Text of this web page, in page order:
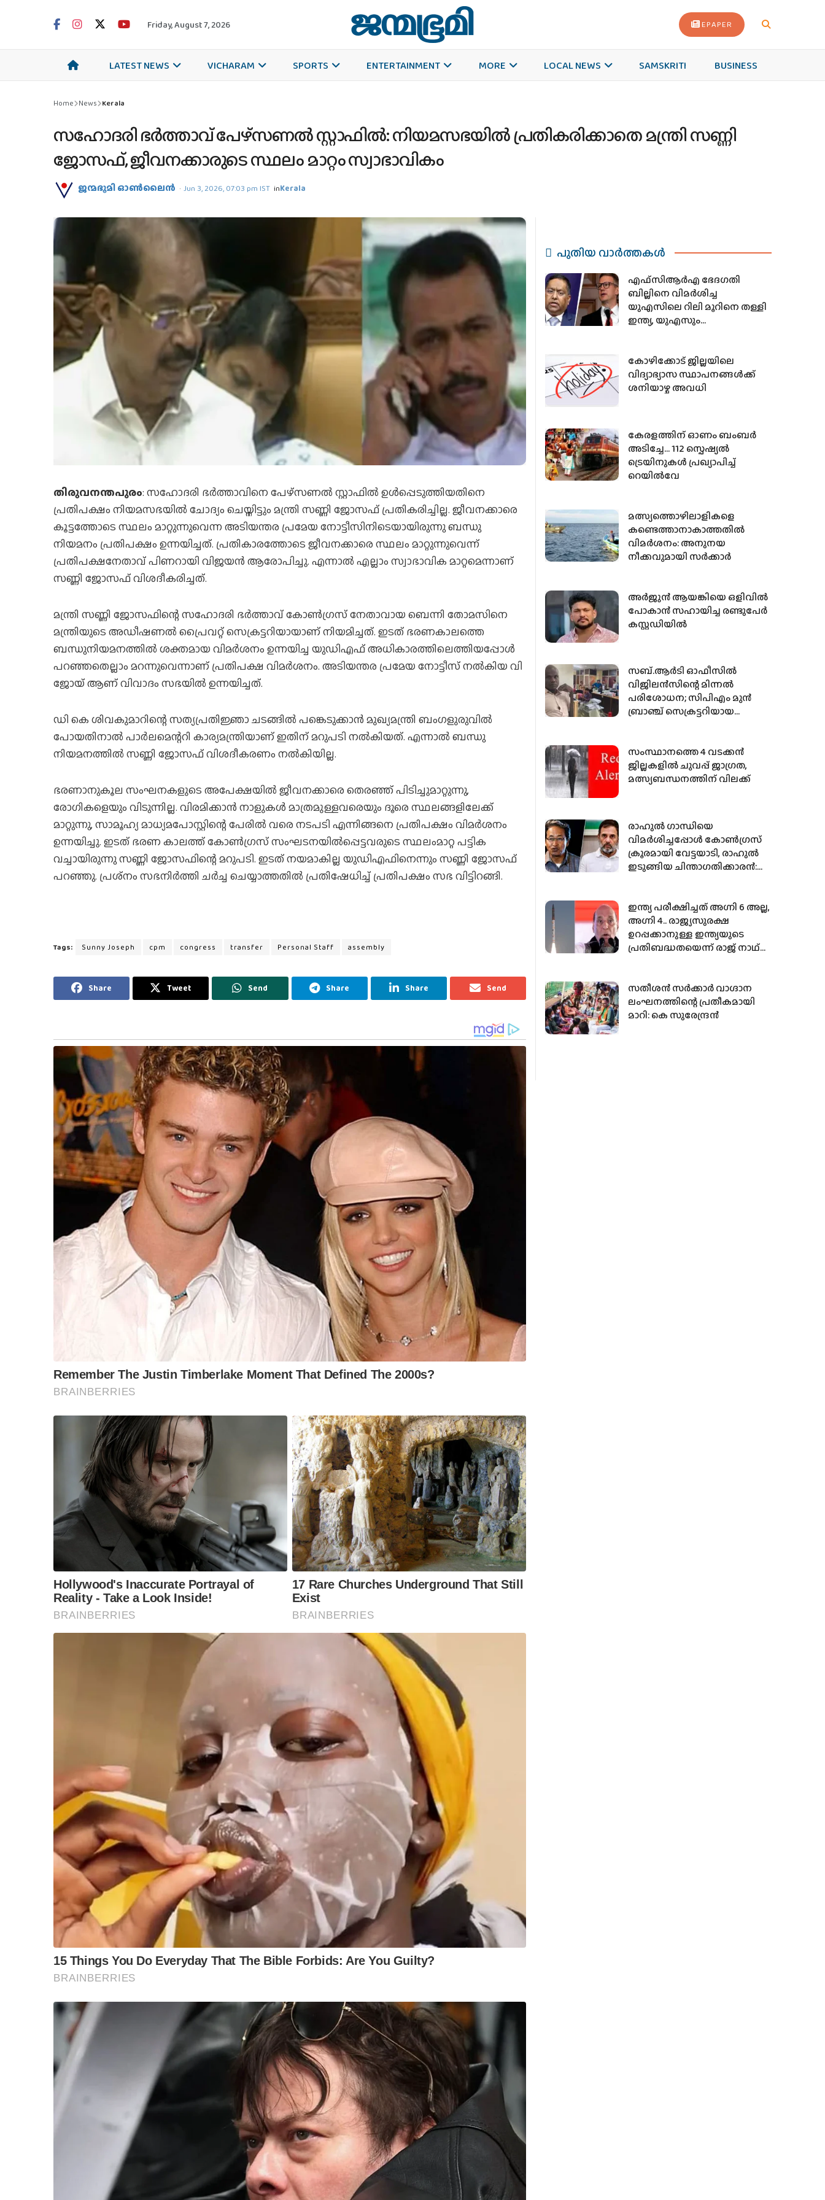
Friday, August 7, 2026 EPAPER
LATEST NEWS VICHARAM SPORTS ENTERTAINMENT MORE LOCAL NEWS SAMSKRITI BUSINESS
Home News Kerala
സഹോദരി ഭര്‍ത്താവ് പേഴ്‌സണല്‍ സ്റ്റാഫില്‍: നിയമസഭയില്‍ പ്രതികരിക്കാതെ മന്ത്രി സണ്ണി
ജോസഫ്, ജീവനക്കാരുടെ സ്ഥലം മാറ്റം സ്വാഭാവികം
ജന്മഭൂമി ഓണ്‍ലൈന്‍ Jun 3, 2026, 07:03 pm IST inKerala
തിരുവനന്തപുരം: സഹോദരി ഭര്‍ത്താവിനെ പേഴ്‌സണല്‍ സ്റ്റാഫില്‍ ഉള്‍പ്പെടുത്തിയതിനെ
പ്രതിപക്ഷം നിയമസഭയില്‍ ചോദ്യം ചെയ്തിട്ടും മന്ത്രി സണ്ണി ജോസഫ് പ്രതികരിച്ചില്ല. ജീവനക്കാരെ
കൂട്ടത്തോടെ സ്ഥലം മാറ്റുന്നുവെന്ന അടിയന്തര പ്രമേയ നോട്ടീസിനിടെയായിരുന്നു ബന്ധു
നിയമനം പ്രതിപക്ഷം ഉന്നയിച്ചത്. പ്രതികാരത്തോടെ ജീവനക്കാരെ സ്ഥലം മാറ്റുന്നുവെന്ന്
പ്രതിപക്ഷനേതാവ് പിണറായി വിജയന്‍ ആരോപിച്ചു. എന്നാല്‍ എല്ലാം സ്വാഭാവിക മാറ്റമെന്നാണ്
സണ്ണി ജോസഫ് വിശദീകരിച്ചത്.
മന്ത്രി സണ്ണി ജോസഫിന്റെ സഹോദരി ഭര്‍ത്താവ് കോണ്‍ഗ്രസ് നേതാവായ ബെന്നി തോമസിനെ
മന്ത്രിയുടെ അഡീഷണല്‍ പ്രൈവറ്റ് സെക്രട്ടറിയായാണ് നിയമിച്ചത്. ഇടത് ഭരണകാലത്തെ
ബന്ധുനിയമനത്തില്‍ ശക്തമായ വിമര്‍ശനം ഉന്നയിച്ച യുഡിഎഫ് അധികാരത്തിലെത്തിയപ്പോള്‍
പറഞ്ഞതെല്ലാം മറന്നുവെന്നാണ് പ്രതിപക്ഷ വിമര്‍ശനം. അടിയന്തര പ്രമേയ നോട്ടീസ് നല്‍കിയ വി
ജോയ് ആണ് വിവാദം സഭയില്‍ ഉന്നയിച്ചത്.
ഡി കെ ശിവകുമാറിന്റെ സത്യപ്രതിജ്ഞാ ചടങ്ങില്‍ പങ്കെടുക്കാന്‍ മുഖ്യമന്ത്രി ബംഗളുരുവില്‍
പോയതിനാല്‍ പാര്‍ലമെന്ററി കാര്യമന്ത്രിയാണ് ഇതിന് മറുപടി നല്‍കിയത്. എന്നാല്‍ ബന്ധു
നിയമനത്തില്‍ സണ്ണി ജോസഫ് വിശദീകരണം നല്‍കിയില്ല.
ഭരണാനുകൂല സംഘനകളുടെ അപേക്ഷയില്‍ ജീവനക്കാരെ തെരഞ്ഞ് പിടിച്ചുമാറ്റുന്നു,
രോഗികളെയും വിടുന്നില്ല. വിരമിക്കാന്‍ നാളുകള്‍ മാത്രമുള്ളവരെയും ദൂരെ സ്ഥലങ്ങളിലേക്ക്
മാറ്റുന്നു, സാമൂഹ്യ മാധ്യമപോസ്റ്റിന്റെ പേരില്‍ വരെ നടപടി എന്നിങ്ങനെ പ്രതിപക്ഷം വിമര്‍ശനം
ഉന്നയിച്ചു. ഇടത് ഭരണ കാലത്ത് കോണ്‍ഗ്രസ് സംഘടനയില്‍പ്പെട്ടവരുടെ സ്ഥലംമാറ്റ പട്ടിക
വച്ചായിരുന്നു സണ്ണി ജോസഫിന്റെ മറുപടി. ഇടത് നയമാകില്ല യുഡിഎഫിനെന്നും സണ്ണി ജോസഫ്
പറഞ്ഞു. പ്രശ്‌നം സഭനിര്‍ത്തി ചര്‍ച്ച ചെയ്യാത്തതില്‍ പ്രതിഷേധിച്ച് പ്രതിപക്ഷം സഭ വിട്ടിറങ്ങി.
Tags: Sunny Joseph cpm congress transfer Personal Staff assembly
Share Tweet Send Share Share Send
പുതിയ വാര്‍ത്തകള്‍
എഫ്‌സി‌ആർ‌എ ഭേദഗതി
ബില്ലിനെ വിമര്‍ശിച്ച
യുഎസിലെ റിലി മൂറിനെ തള്ളി
ഇന്ത്യ, യുഎസും
കോഴിക്കോട് ജില്ലയിലെ
വിദ്യാഭ്യാസ സ്ഥാപനങ്ങള്‍ക്ക്
ശനിയാഴ്ച അവധി
കേരളത്തിന് ഓണം ബംബര്‍
അടിച്ചേ… 112 സ്പെഷ്യല്‍
ട്രെയിനുകള്‍ പ്രഖ്യാപിച്ച്‌
റെയില്‍വേ
മത്സ്യത്തൊഴിലാളികളെ
കണ്ടെത്താനാകാത്തതില്‍
വിമര്‍ശനം: അനുനയ
നീക്കവുമായി സര്‍ക്കാര്‍
അര്‍ജുന്‍ ആയങ്കിയെ ഒളിവില്‍
പോകാന്‍ സഹായിച്ച രണ്ടുപേര്‍
കസ്റ്റഡിയില്‍
സബ്.ആര്‍ടി ഓഫീസില്‍
വിജിലന്‍സിന്റെ മിന്നല്‍
പരിശോധന; സിപിഎം മുന്‍
ബ്രാഞ്ച് സെക്രട്ടറിയായ
സംസ്ഥാനത്തെ 4 വടക്കന്‍
ജില്ലകളില്‍ ചുവപ്പ് ജാഗ്രത,
മത്സ്യബന്ധനത്തിന് വിലക്ക്
രാഹുല്‍ ഗാന്ധിയെ
വിമര്‍ശിച്ചപ്പോള്‍ കോണ്‍ഗ്രസ്
ക്രൂരമായി വേട്ടയാടി, രാഹുല്‍
ഇടുങ്ങിയ ചിന്താഗതിക്കാരന്‍:
ഇന്ത്യ പരീക്ഷിച്ചത് അഗ്നി 6 അല്ല,
അഗ്നി 4.. രാജ്യസുരക്ഷ
ഉറപ്പക്കാനുള്ള ഇന്ത്യയുടെ
പ്രതിബദ്ധതയെന്ന് രാജ് നാഥ്
സതീശൻ സർക്കാർ വാഗ്ദാന
ലംഘനത്തിന്റെ പ്രതീകമായി
മാറി: കെ സുരേന്ദ്രൻ